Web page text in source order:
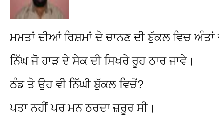
ਮਮਤਾਂ ਦੀਆਂ ਰਿਸ਼ਮਾਂ ਦੇ ਚਾਨਣ ਦੀ ਬੁੱਕਲ ਵਿਚ ਅੰਤਾਂ
ਨਿੱਘ ਜੋ ਹਾੜ ਦੇ ਸੇਕ ਦੀ ਸਿਖਰੇ ਰੂਹ ਠਾਰ ਜਾਵੇ।
ਠੰਡ ਤੇ ਉਹ ਵੀ ਨਿੱਘੀ ਬੁੱਕਲ ਵਿਚੋਂ?
ਪਤਾ ਨਹੀਂ ਪਰ ਮਨ ਠਰਦਾ ਜ਼ਰੂਰ ਸੀ।